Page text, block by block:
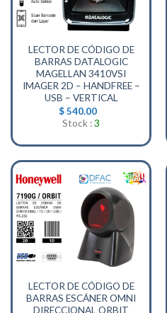
LECTOR DE CÓDIGO DE
BARRAS DATALOGIC
MAGELLAN 3410VSI
IMAGER 2D – HANDFREE –
USB – VERTICAL
$540.00
Stock :3
LECTOR DE CÓDIGO DE
BARRAS ESCÁNER OMNI
DIRECCIONAL ORBIT